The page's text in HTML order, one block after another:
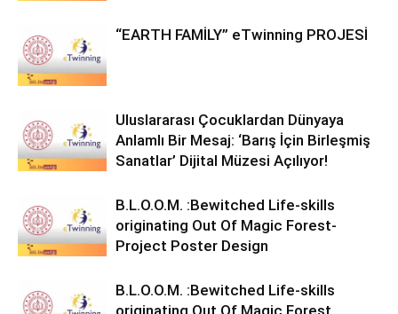
“EARTH FAMİLY” eTwinning PROJESİ
Uluslararası Çocuklardan Dünyaya
Anlamlı Bir Mesaj: ‘Barış İçin Birleşmiş
Sanatlar’ Dijital Müzesi Açılıyor!
B.L.O.O.M. :Bewitched Life-skills
originating Out Of Magic Forest-
Project Poster Design
B.L.O.O.M. :Bewitched Life-skills
originating Out Of Magic Forest